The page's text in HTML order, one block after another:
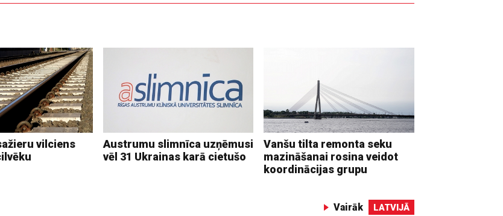
vilciens
Austrumu slimnīca uzņēmusi
vēl 31 Ukrainas karā cietušo
Vanšu tilta remonta seku
mazināšanai rosina veidot
koordinācijas grupu
Vairāk LATVIJĀ